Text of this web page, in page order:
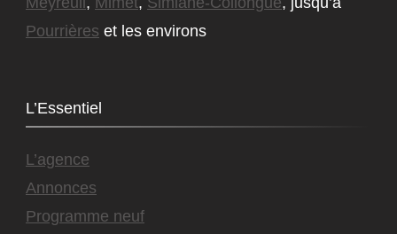
Pourrières et les environs
L’Essentiel
L’agence
Annonces
Programme neuf